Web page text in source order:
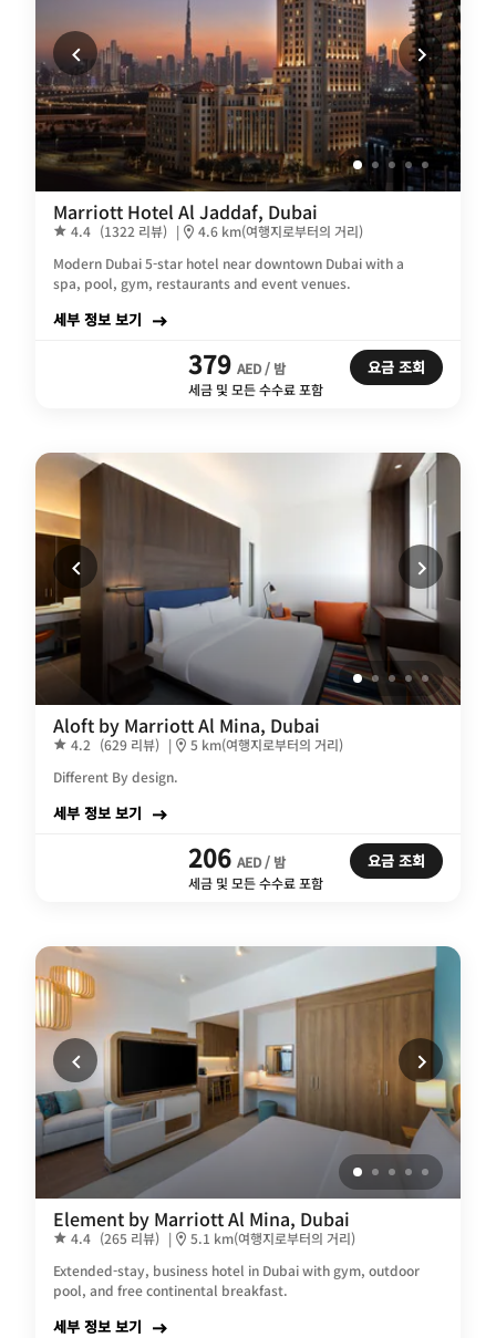
Marriott Hotel Al Jaddaf, Dubai
4.4 (1322 리뷰) |
4.6 km(여행지로부터의 거리)
Modern Dubai 5-star hotel near downtown Dubai with a
spa, pool, gym, restaurants and event venues.
세부 정보 보기
379 AED / 밤
세금 및 모든 수수료 포함
요금 조회
Aloft by Marriott Al Mina, Dubai
4.2 (629 리뷰) |
5 km(여행지로부터의 거리)
Different By design.
세부 정보 보기
206 AED / 밤
세금 및 모든 수수료 포함
요금 조회
Element by Marriott Al Mina, Dubai
4.4 (265 리뷰) |
5.1 km(여행지로부터의 거리)
Extended-stay, business hotel in Dubai with gym, outdoor
pool, and free continental breakfast.
세부 정보 보기